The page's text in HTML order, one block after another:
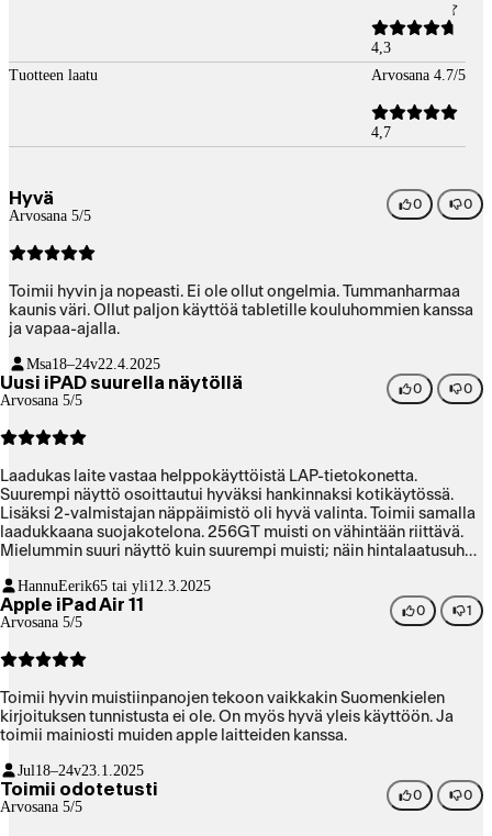
4,3
Tuotteen laatu
Arvosana 4.7/5
4,7
Hyvä
Arvosana 5/5
0 0
Toimii hyvin ja nopeasti. Ei ole ollut ongelmia. Tummanharmaa
kaunis väri. Ollut paljon käyttöä tabletille kouluhommien kanssa
ja vapaa-ajalla.
Msa18–24v22.4.2025
Uusi iPAD suurella näytöllä
Arvosana 5/5
0 0
Laadukas laite vastaa helppokäyttöistä LAP-tietokonetta.
Suurempi näyttö osoittautui hyväksi hankinnaksi kotikäytössä.
Lisäksi 2-valmistajan näppäimistö oli hyvä valinta. Toimii samalla
laadukkaana suojakotelona. 256GT muisti on vähintään riittävä.
Mielummin suuri näyttö kuin suurempi muisti; näin hintalaatusuhde
HannuEerik65 tai yli12.3.2025
Apple iPad Air 11
Arvosana 5/5
0 1
Toimii hyvin muistiinpanojen tekoon vaikkakin Suomenkielen
kirjoituksen tunnistusta ei ole. On myös hyvä yleis käyttöön. Ja
toimii mainiosti muiden apple laitteiden kanssa.
Jul18–24v23.1.2025
Toimii odotetusti
Arvosana 5/5
0 0